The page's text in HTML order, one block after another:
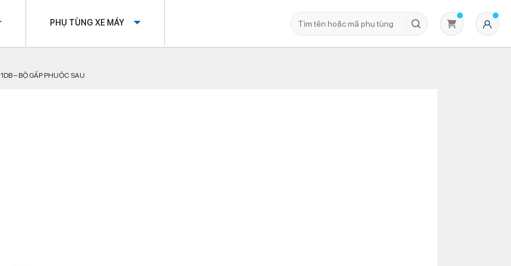
PHỤ TÙNG XE MÁY
1DB – BỘ GẤP PHUỘC SAU